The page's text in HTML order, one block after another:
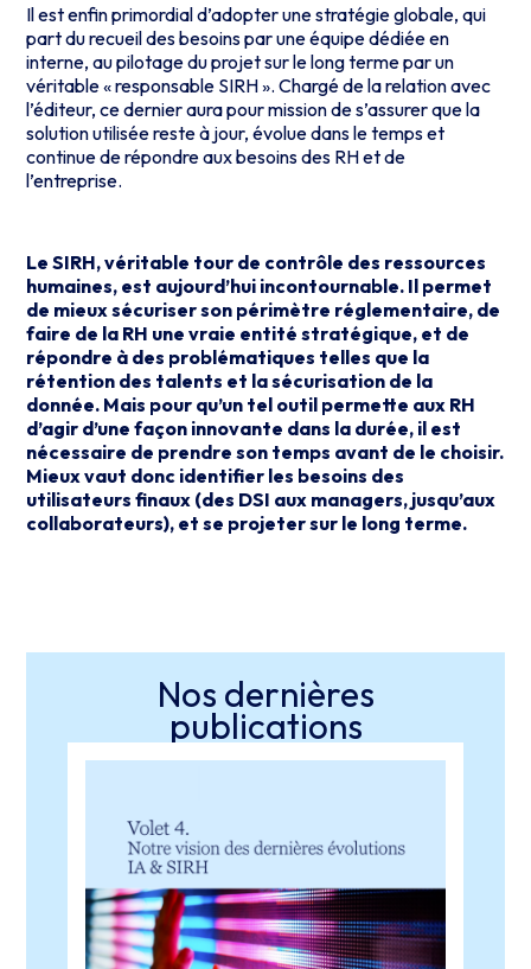
Il est enfin primordial d’adopter une stratégie globale, qui
part du recueil des besoins par une équipe dédiée en
interne, au pilotage du projet sur le long terme par un
véritable « responsable SIRH ». Chargé de la relation avec
l’éditeur, ce dernier aura pour mission de s’assurer que la
solution utilisée reste à jour, évolue dans le temps et
continue de répondre aux besoins des RH et de
l’entreprise.
Le SIRH, véritable tour de contrôle des ressources
humaines, est aujourd’hui incontournable. Il permet
de mieux sécuriser son périmètre réglementaire, de
faire de la RH une vraie entité stratégique, et de
répondre à des problématiques telles que la
rétention des talents et la sécurisation de la
donnée. Mais pour qu’un tel outil permette aux RH
d’agir d’une façon innovante dans la durée, il est
nécessaire de prendre son temps avant de le choisir.
Mieux vaut donc identifier les besoins des
utilisateurs finaux (des DSI aux managers, jusqu’aux
collaborateurs), et se projeter sur le long terme.
Nos dernières
publications